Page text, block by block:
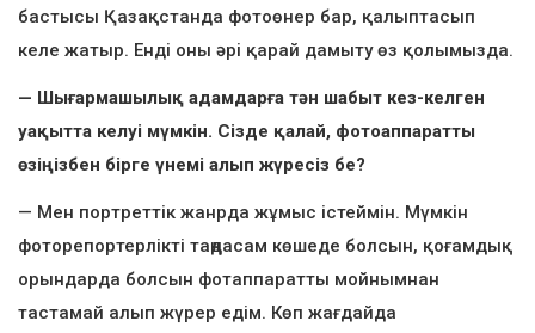
бастысы Қазақстанда фотоөнер бар, қалыптасып
келе жатыр. Енді оны әрі қарай дамыту өз қолымызда.
— Шығармашылық адамдарға тән шабыт кез-келген
уақытта келуі мүмкін. Сізде қалай, фотоаппаратты
өзіңізбен бірге үнемі алып жүресіз бе?
— Мен портреттік жанрда жұмыс істеймін. Мүмкін
фоторепортерлікті таңдасам көшеде болсын, қоғамдық
орындарда болсын фотаппаратты мойнымнан
тастамай алып жүрер едім. Көп жағдайда